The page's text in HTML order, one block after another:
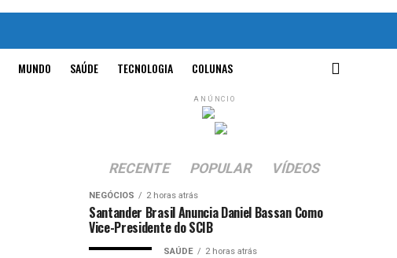
MUNDO SAÚDE TECNOLOGIA COLUNAS
ANÚNCIO
RECENTE POPULAR VÍDEOS
NEGÓCIOS 2 horas atrás
Santander Brasil Anuncia Daniel Bassan Como
Vice-Presidente do SCIB
SAÚDE 2 horas atrás